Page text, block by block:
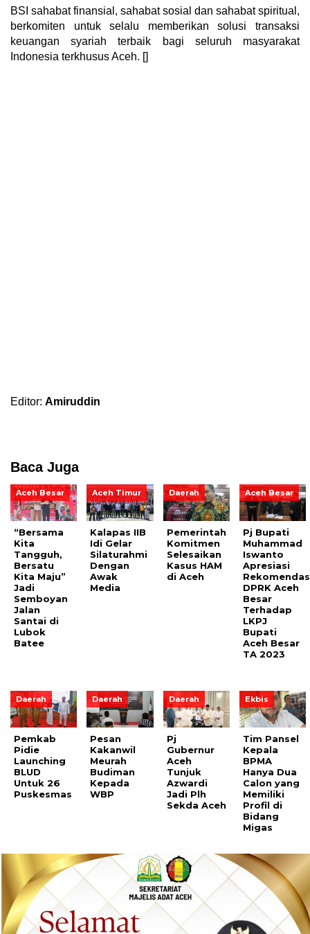
BSI sahabat finansial, sahabat sosial dan sahabat spiritual,
berkomiten untuk selalu memberikan solusi transaksi
keuangan syariah terbaik bagi seluruh masyarakat
Indonesia terkhusus Aceh. []
Editor: Amiruddin
Baca Juga
Aceh Besar
“Bersama
Kita
Tangguh,
Bersatu
Kita Maju”
Jadi
Semboyan
Jalan
Santai di
Lubok
Batee
Aceh Timur
Kalapas IIB
Idi Gelar
Silaturahmi
Dengan
Awak
Media
Daerah
Pemerintah
Komitmen
Selesaikan
Kasus HAM
di Aceh
Aceh Besar
Pj Bupati
Muhammad
Iswanto
Apresiasi
DPRK Aceh
Besar
Terhadap
LKPJ
Bupati
Aceh Besar
TA 2023
Daerah
Pemkab
Pidie
Launching
BLUD
Untuk 26
Puskesmas
Daerah
Pesan
Kakanwil
Meurah
Budiman
Kepada
WBP
Daerah
Pj
Gubernur
Aceh
Tunjuk
Azwardi
Jadi Plh
Sekda Aceh
Ekbis
Tim Pansel
Kepala
BPMA
Hanya Dua
Calon yang
Memiliki
Profil di
Bidang
Migas